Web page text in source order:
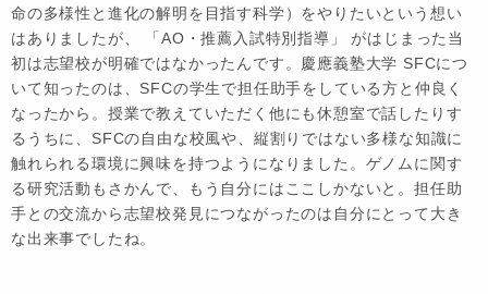
命の多様性と進化の解明を目指す科学）をやりたいという想い
はありましたが、 「AO・推薦入試特別指導」 がはじまった当
初は志望校が明確ではなかったんです。慶應義塾大学 SFCにつ
いて知ったのは、SFCの学生で担任助手をしている方と仲良く
なったから。授業で教えていただく他にも休憩室で話したりす
るうちに、SFCの自由な校風や、縦割りではない多様な知識に
触れられる環境に興味を持つようになりました。ゲノムに関す
る研究活動もさかんで、もう自分にはここしかないと。担任助
手との交流から志望校発見につながったのは自分にとって大き
な出来事でしたね。